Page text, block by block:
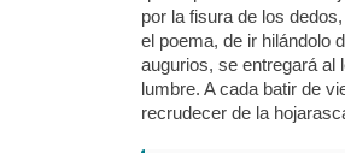
por la fisura de los
el poema, de ir hilándolo
augurios, se entregará al
lumbre. A cada batir de
recrudecer de la